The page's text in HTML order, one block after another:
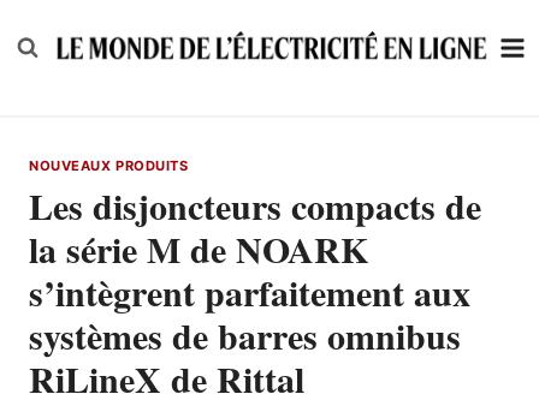
to
NOUVEAUX PRODUITS
Les disjoncteurs compacts de
la série M de NOARK
s’intègrent parfaitement aux
systèmes de barres omnibus
RiLineX de Rittal